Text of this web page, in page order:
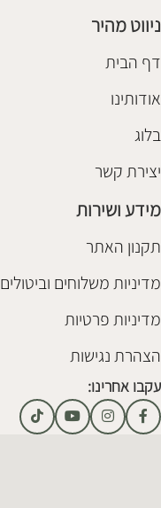
ניווט מהיר
דף הבית
אודותינו
בלוג
יצירת קשר
מידע ושירות
תקנון האתר
מדיניות משלוחים וביטולים
מדיניות פרטיות
הצהרת נגישות
עקבו אחרינו: